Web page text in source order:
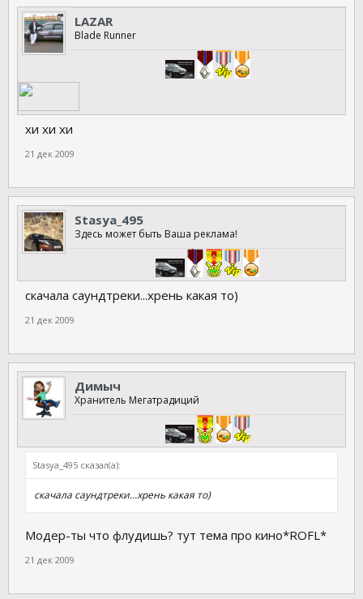
LAZAR
Blade Runner
хи хи хи
21 дек 2009
Stasya_495
Здесь может быть Ваша реклама!
скачала саундтреки...хрень какая то)
21 дек 2009
Димыч
Хранитель Мегатрадиций
Stasya_495 сказал(а):
скачала саундтреки...хрень какая то)
Модер-ты что флудишь? тут тема про кино*ROFL*
21 дек 2009